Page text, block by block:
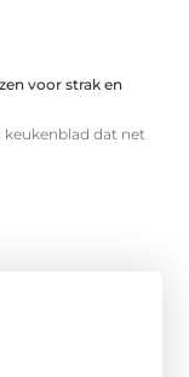
voor strak en
keukenblad dat net